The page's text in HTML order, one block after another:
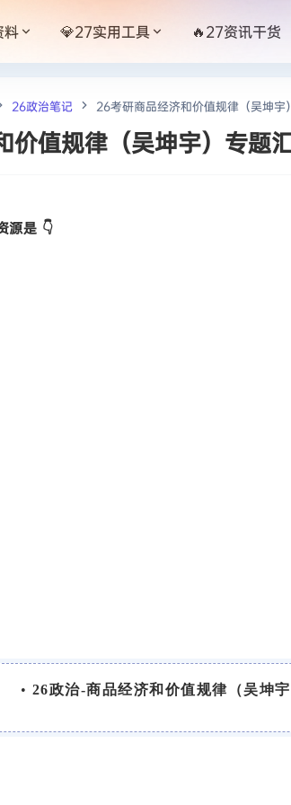
料 💎27实用工具 🔥27资讯干货
26政治笔记 26考研商品经济和价值规律（吴坤宇
价值规律（吴坤宇）专题
源是 👇
• 26政治-商品经济和价值规律（吴坤